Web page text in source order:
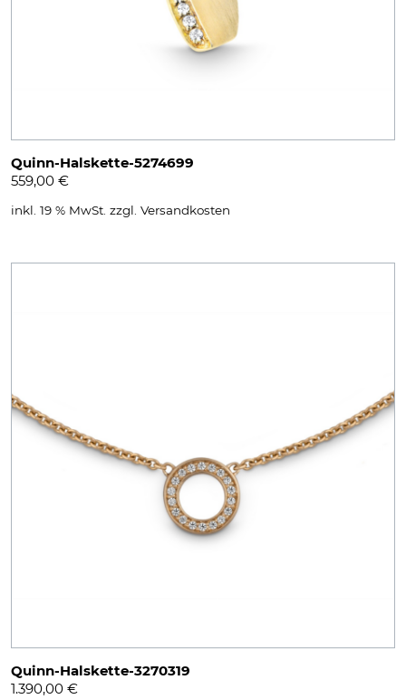
Quinn-Halskette-5274699
559,00 €
inkl. 19 % MwSt. zzgl. Versandkosten
Quinn-Halskette-3270319
1.390,00 €